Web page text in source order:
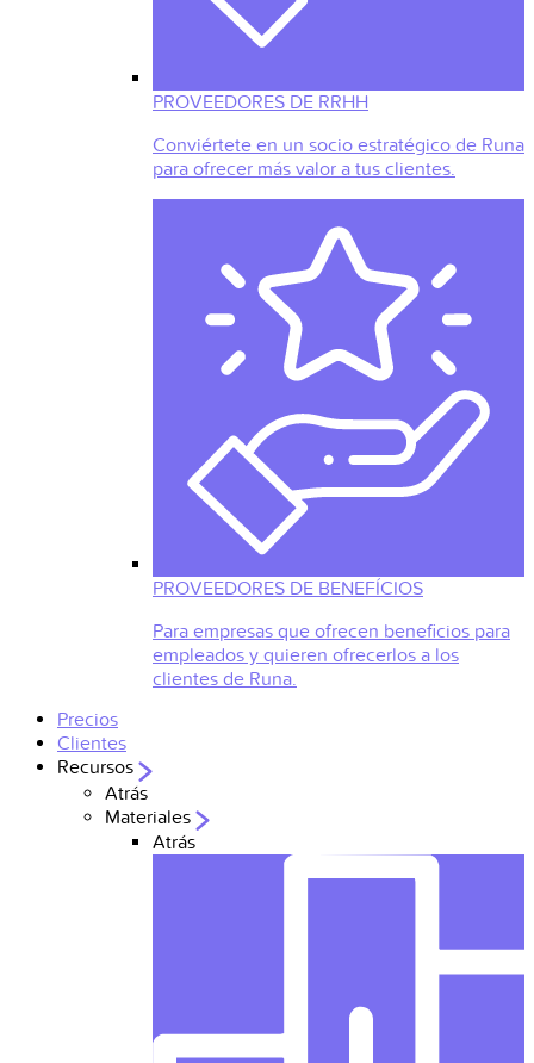
PROVEEDORES DE RRHH
Conviértete en un socio estratégico de Runa
para ofrecer más valor a tus clientes.
PROVEEDORES DE BENEFÍCIOS
Para empresas que ofrecen beneficios para
empleados y quieren ofrecerlos a los
clientes de Runa.
Precios
Clientes
Recursos
Atrás
Materiales
Atrás